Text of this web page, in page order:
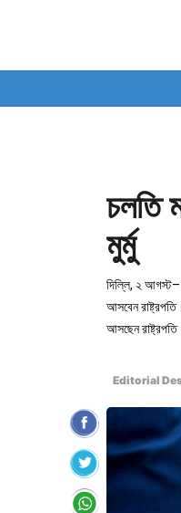
চলতি
মুর্মু
দিল্লি, ২ আগস্ট–
আসবেন
আসছেন
Editorial